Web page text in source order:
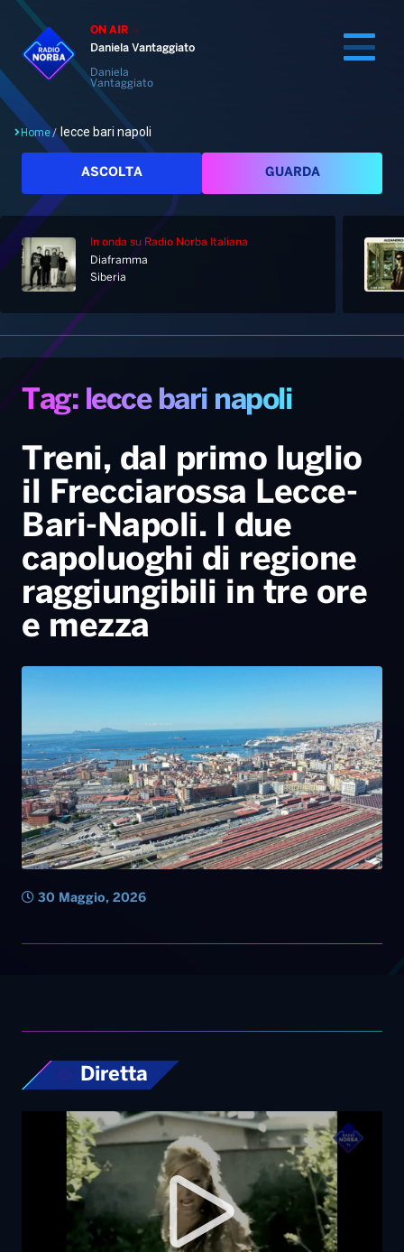
ON AIR
Daniela Vantaggiato
Daniela
Vantaggiato
Home
Palinsesto
Hit Dance
Giochi&Concorsi
PALATOUR
Notizie
Locali
Musica e Spettacolo
Sport
Radio Norba Consiglia
Leggerissime
Playlist
Generale
Novità
Notiziario
Interviste
Oroscopo
Speciale Astrabilia 2026
Gallery
Radio Norba News TV
Voce al Bari
Battiti Live 2026
Gallery
Home/ lecce bari napoli
ASCOLTA GUARDA
In onda su Radio Norba Italiana
Diaframma
Siberia
Tag: lecce bari napoli
Treni, dal primo luglio
il Frecciarossa Lecce-
Bari-Napoli. I due
capoluoghi di regione
raggiungibili in tre ore
e mezza
30 Maggio, 2026
Diretta